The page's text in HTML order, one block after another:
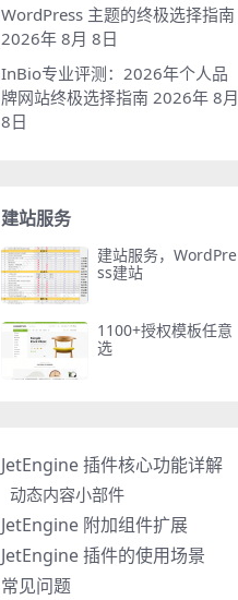
WordPress 主题的终极选择指南
2026年 8月 8日
InBio专业评测：2026年个人品
牌网站终极选择指南 2026年 8月
8日
建站服务
建站服务，WordPre
ss建站
1100+授权模板任意
选
JetEngine 插件核心功能详解
动态内容小部件
JetEngine 附加组件扩展
JetEngine 插件的使用场景
常见问题